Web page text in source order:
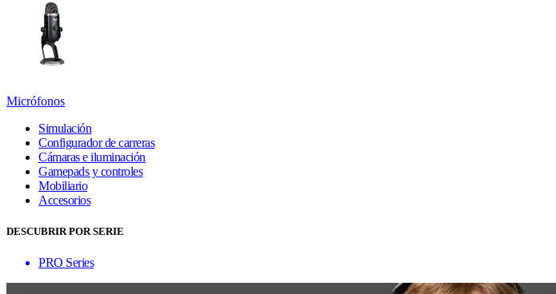
Micrófonos
Simulación
Configurador de carreras
Cámaras e iluminación
Gamepads y controles
Mobiliario
Accesorios
DESCUBRIR POR SERIE
PRO Series